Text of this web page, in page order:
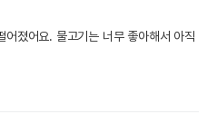
졌어요. 물고기는 너무 좋아해서 아직